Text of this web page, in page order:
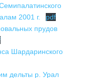
2001 г.
pdf
прудов
Шардаринского
дельты р. Урал